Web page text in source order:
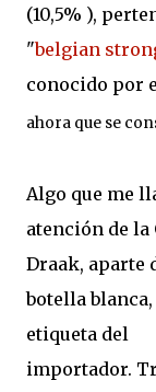
(10,5% ),
"belgian
conocido por
ahora que se
Algo que me
atención de la
Draak, aparte
botella
etiqueta del
importador.